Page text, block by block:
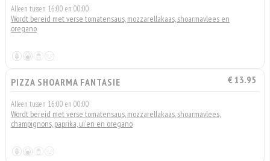
Alleen tussen 16:00 en 00:00
Wordt bereid met verse tomatensaus, mozzarellakaas, shoarmavlees en
oregano
PIZZA SHOARMA FANTASIE € 13.95
Alleen tussen 16:00 en 00:00
Wordt bereid met verse tomatensaus, mozzarellakaas, shoarmavlees,
champignons, paprika, ui'en en oregano